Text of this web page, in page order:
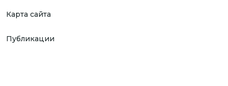
Карта сайта
Публикации